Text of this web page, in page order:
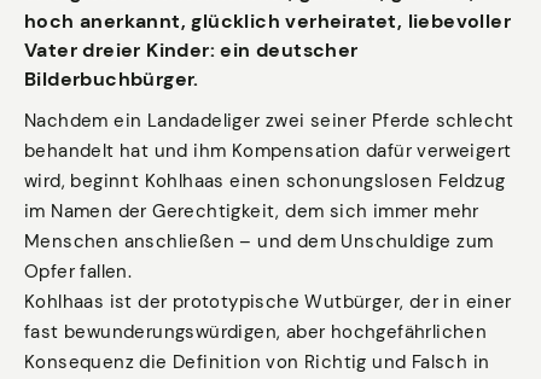
hoch anerkannt, glücklich verheiratet, liebevoller
Vater dreier Kinder: ein deutscher
Bilderbuchbürger.
Nachdem ein Landadeliger zwei seiner Pferde schlecht
behandelt hat und ihm Kompensation dafür verweigert
wird, beginnt Kohlhaas einen schonungslosen Feldzug
im Namen der Gerechtigkeit, dem sich immer mehr
Menschen anschließen – und dem Unschuldige zum
Opfer fallen.
Kohlhaas ist der prototypische Wutbürger, der in einer
fast bewunderungswürdigen, aber hochgefährlichen
Konsequenz die Definition von Richtig und Falsch in